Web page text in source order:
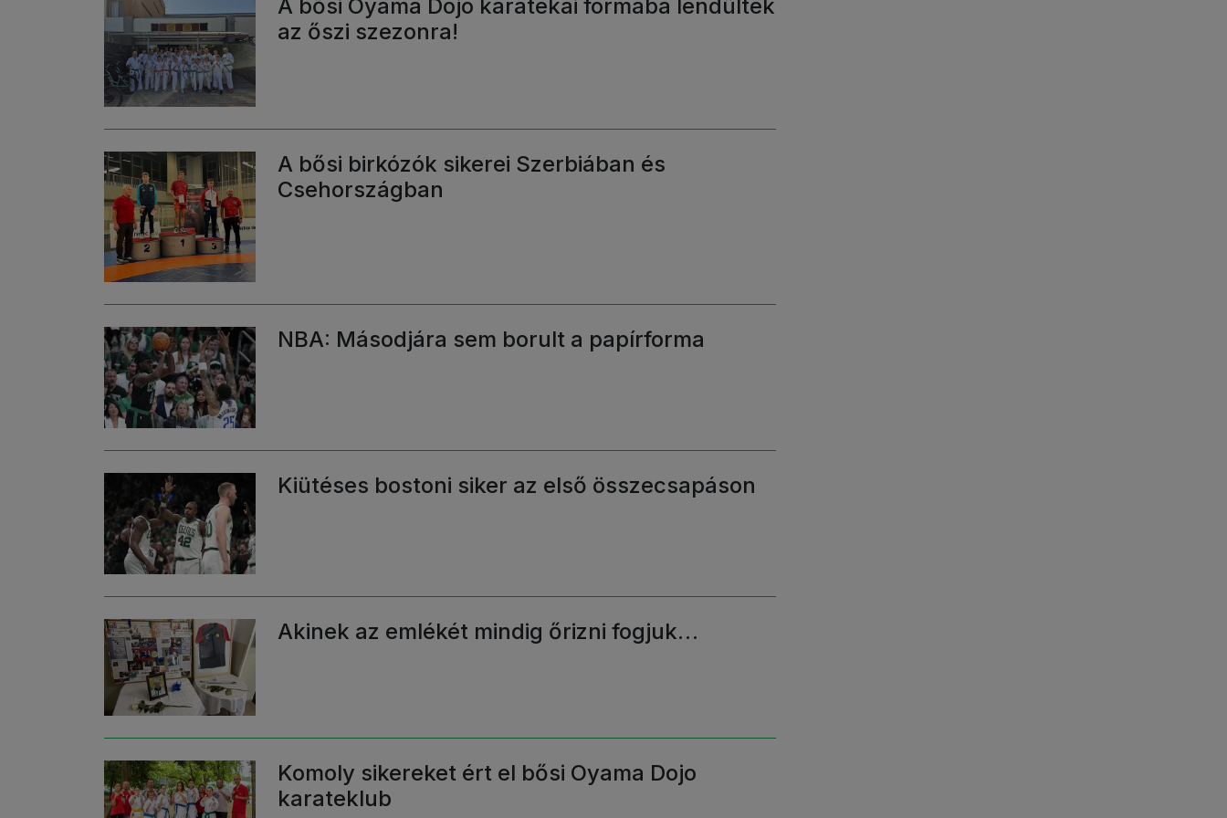
A bősi Oyama Dojo karatékái formába lendültek
az őszi szezonra!
A bősi birkózók sikerei Szerbiában és
Csehországban
NBA: Másodjára sem borult a papírforma
Kiütéses bostoni siker az első összecsapáson
Akinek az emlékét mindig őrizni fogjuk…
Komoly sikereket ért el bősi Oyama Dojo
karateklub